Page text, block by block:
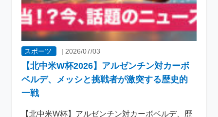
スポーツ | 2026/07/03
【北中米W杯2026】アルゼンチン対カーボ
ベルデ、メッシと挑戦者が激突する歴史的
一戦
【北中米W杯】アルゼンチン対カーボベルデ、歴